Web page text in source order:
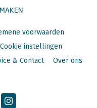
voorwaarden
Cookie instellingen
& Contact Over ons